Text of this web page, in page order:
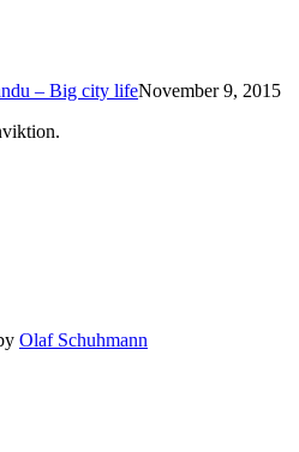
– Big city lifeNovember 9, 2015
Olaf Schuhmann